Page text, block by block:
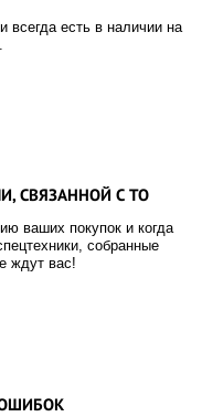
всегда есть в наличии на
СВЯЗАННОЙ С ТО
ваших покупок и когда
собранные
ждут вас!